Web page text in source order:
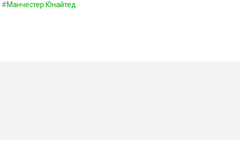
#Манчестер Юнайтед